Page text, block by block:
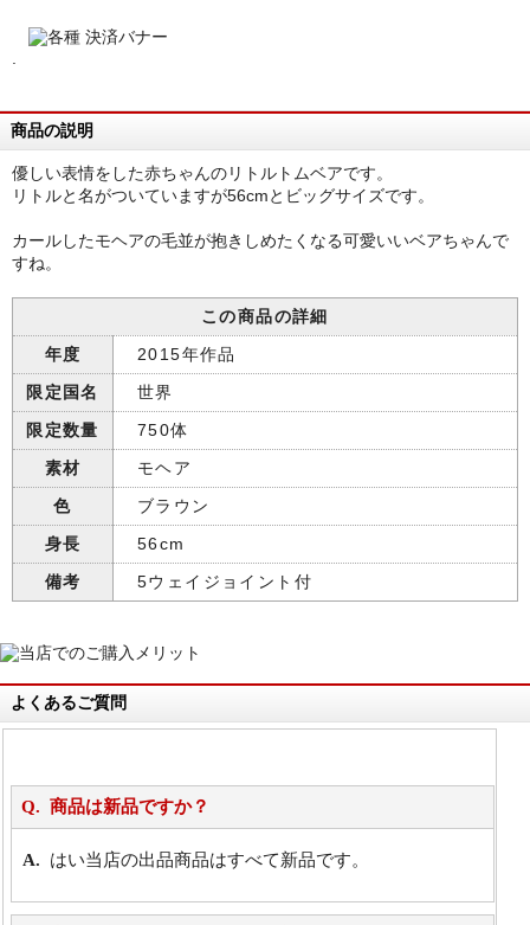
商品の説明
優しい表情をした赤ちゃんのリトルトムベアです。
リトルと名がついていますが56cmとビッグサイズです。
カールしたモヘアの毛並が抱きしめたくなる可愛いいベアちゃんで
すね。
この商品の詳細
年度
2015年作品
限定国名
世界
限定数量
750体
素材
モヘア
色
ブラウン
身長
56cm
備考
5ウェイジョイント付
よくあるご質問
商品は新品ですか？
はい当店の出品商品はすべて新品です。